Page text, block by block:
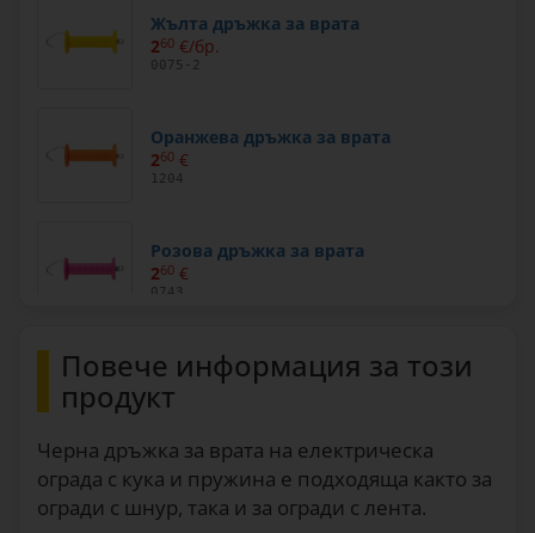
Жълта дръжка за врата
260 €/бр.
0075-2
Оранжева дръжка за врата
260 €
1204
Розова дръжка за врата
260 €
0743
Лилава дръжка за врата
1202
Синя дръжка за врата
2
€
1205
Повече информация за този
продукт
Черна дръжка за врата на електрическа
ограда с кука и пружина е подходяща както за
огради с шнур, така и за огради с лента.